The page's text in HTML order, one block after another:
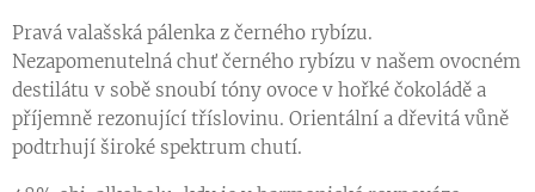
Pravá valašská pálenka z černého rybízu.
Nezapomenutelná chuť černého rybízu v našem ovocném
destilátu v sobě snoubí tóny ovoce v hořké čokoládě a
příjemně rezonující tříslovinu. Orientální a dřevitá vůně
podtrhují široké spektrum chutí.